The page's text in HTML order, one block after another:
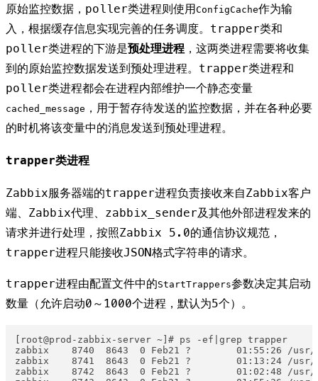
原始监控数据，poller类进程则使用ConfigCache作为输
入，根据缓存信息实现完善的任务调度。trapper类和
poller类进程的下游是预处理进程 ，这两类进程需要将收集
到的原始监控数据发送到预处理进程。trapper类进程和
poller类进程都会在进程内部维护一个静态变量
cached_message ，用于暂存待发送的监控数据，并在各种必要
的时机将该变量中的消息发送到预处理进程。
trapper类进程
Zabbix服务器端的trapper进程负责接收来自Zabbix客户
端、Zabbix代理、zabbix_sender及其他外部进程发来的
请求并进行处理，按照Zabbix 5.0的通信协议规范，
trapper进程只能接收JSON格式字符串的请求。
trapper进程由配置文件中的StartTrappers参数决定其启动
数量（允许启动0～1000个进程，默认为5个）。
[root@prod-zabbix-server ~]# ps -ef|grep trapper
zabbix    8740  8643  0 Feb21 ?        01:55:26 /
zabbix    8741  8643  0 Feb21 ?        01:13:24 /
zabbix    8742  8643  0 Feb21 ?        01:02:48 /